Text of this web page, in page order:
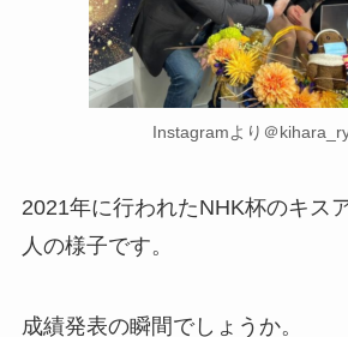
Instagramより＠
2021年に行われたNHK杯のキス
人の様子です。
成績発表の瞬間でしょうか。